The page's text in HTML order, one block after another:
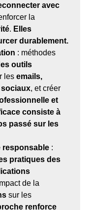
avec
la
. Elles
durablement.
: méthodes
outils
lesemails,
, et créer
et
consiste à
passé sur les
responsable :
pratiques des
de la
sur les
renforce